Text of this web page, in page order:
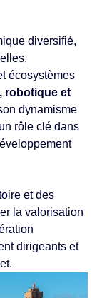
diversifié,
écosystèmes
robotique et
dynamisme
rôle clé dans
et des
la valorisation
dirigeants et